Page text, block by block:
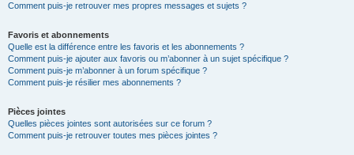
Comment puis-je retrouver mes propres messages et sujets ?
Favoris et abonnements
Quelle est la différence entre les favoris et les abonnements ?
Comment puis-je ajouter aux favoris ou m’abonner à un sujet spécifique ?
Comment puis-je m’abonner à un forum spécifique ?
Comment puis-je résilier mes abonnements ?
Pièces jointes
Quelles pièces jointes sont autorisées sur ce forum ?
Comment puis-je retrouver toutes mes pièces jointes ?